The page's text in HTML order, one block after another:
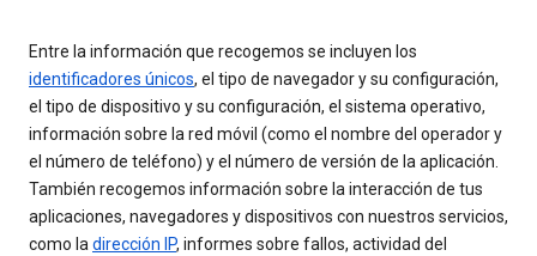
Entre la información que recogemos se incluyen los
identificadores únicos, el tipo de navegador y su configuración,
el tipo de dispositivo y su configuración, el sistema operativo,
información sobre la red móvil (como el nombre del operador y
el número de teléfono) y el número de versión de la aplicación.
También recogemos información sobre la interacción de tus
aplicaciones, navegadores y dispositivos con nuestros servicios,
como ladirección IP, informes sobre fallos, actividad del